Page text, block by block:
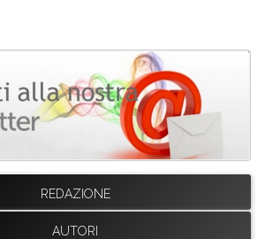
REDAZIONE
AUTORI